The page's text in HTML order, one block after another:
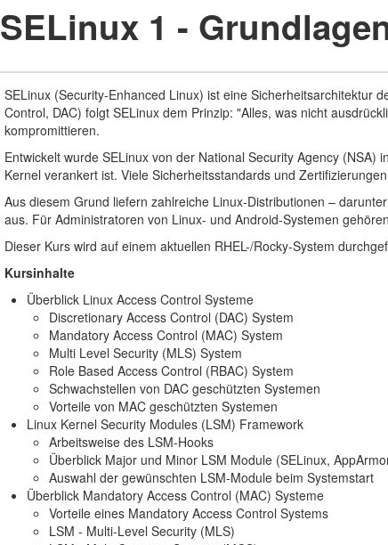
SELinux 1 -
SELinux (Security-Enhanced Linux) ist eine Sicherheitsarchitektur
Control, DAC) folgt SELinux dem Prinzip: "Alles, was nicht
kompromittieren.
Entwickelt wurde SELinux von der National Security Agency
Kernel verankert ist. Viele Sicherheitsstandards und
Aus diesem Grund liefern zahlreiche Linux-Distributionen –
aus. Für Administratoren von Linux- und Android-Systemen
Dieser Kurs wird auf einem aktuellen RHEL-/Rocky-System
Kursinhalte
Überblick Linux Access Control Systeme
Discretionary Access Control (DAC) System
Mandatory Access Control (MAC) System
Multi Level Security (MLS) System
Role Based Access Control (RBAC) System
Schwachstellen von DAC geschützten Systemen
Vorteile von MAC geschützten Systemen
Linux Kernel Security Modules (LSM) Framework
Arbeitsweise des LSM-Hooks
Überblick Major und Minor LSM Module (SELinux,
Auswahl der gewünschten LSM-Module beim Systemstart
Überblick Mandatory Access Control (MAC) Systeme
Vorteile eines Mandatory Access Control Systems
LSM - Multi-Level Security (MLS)